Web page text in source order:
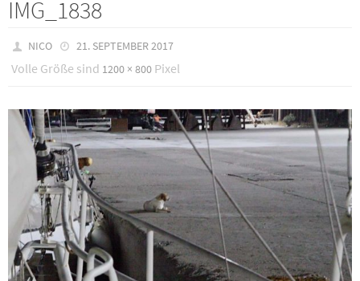
IMG_1838
NICO 21. SEPTEMBER 2017
Volle Größe sind 1200 × 800 Pixel